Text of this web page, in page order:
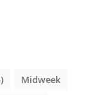
Midweek